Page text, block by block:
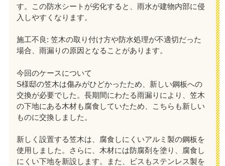
す。この防水シートが劣化すると、雨水が建物内部に侵
入しやすくなります。
施工不良: 笠木の取り付け方や防水処理が不適切だった
場合、雨漏りの原因となることがあります。
今回のケースについて
S様邸の笠木は傷みがひどかったため、新しい鋼板への
交換が必要でした。長期間にわたる雨漏りにより、笠木
の下地にある木材も腐食していたため、こちらも新しい
ものに交換しました。
新しく設置する笠木は、腐食しにくいアルミ製の鋼板を
使用しました。さらに、木材には防腐剤を塗り、腐食し
にくい下地を新設します。また、ビスもステンレス製を